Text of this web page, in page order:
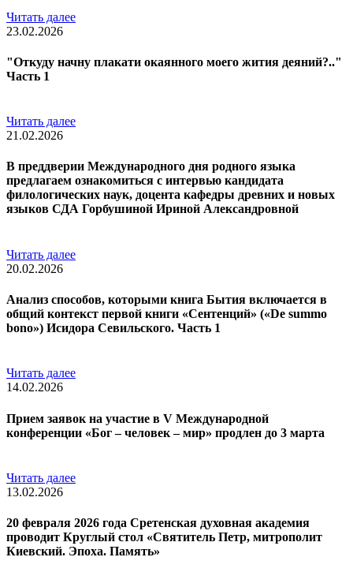
Читать далее
23.02.2026
"Откуду начну плакати окаянного моего жития деяний?.."
Часть 1
Читать далее
21.02.2026
В преддверии Международного дня родного языка
предлагаем ознакомиться с интервью кандидата
филологических наук, доцента кафедры древних и новых
языков СДА Горбушиной Ириной Александровной
Читать далее
20.02.2026
Анализ способов, которыми книга Бытия включается в
общий контекст первой книги «Сентенций» («De summo
bono») Исидора Севильского. Часть 1
Читать далее
14.02.2026
Прием заявок на участие в V Международной
конференции «Бог – человек – мир» продлен до 3 марта
Читать далее
13.02.2026
20 февраля 2026 года Сретенская духовная академия
проводит Круглый стол «Святитель Петр, митрополит
Киевский. Эпоха. Память»